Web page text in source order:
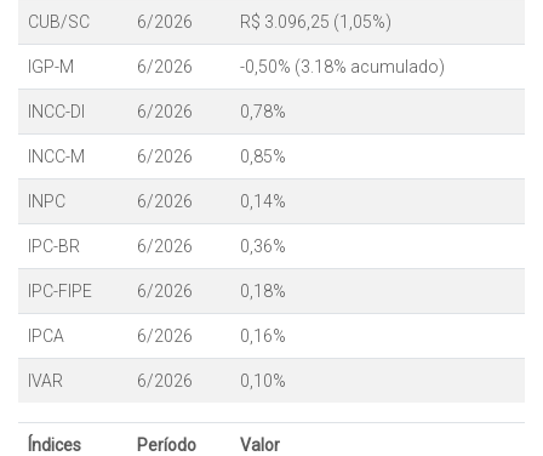
CUB/SC 6/2026 R$ 3.096,25 (1,05%)
IGP-M 6/2026 -0,50% (3.18% acumulado)
INCC-DI 6/2026 0,78%
INCC-M 6/2026 0,85%
INPC 6/2026 0,14%
IPC-BR 6/2026 0,36%
IPC-FIPE 6/2026 0,18%
IPCA 6/2026 0,16%
IVAR 6/2026 0,10%
Índices Período Valor